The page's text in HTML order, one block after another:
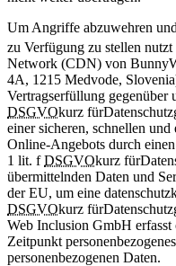
Um Angriffe abzuwehren
zu Verfügung zu stellen
Network (CDN) von
4A, 1215 Medvode,
Vertragserfüllung
DSGVOkurz für
einer sicheren, schnellen
Online-Angebots durch
1 lit. fDSGVOkurz für
übermittelnden Daten und
der EU, um eine
DSGVOkurz für
Web Inclusion GmbH
Zeitpunkt
personenbezogenen Daten.